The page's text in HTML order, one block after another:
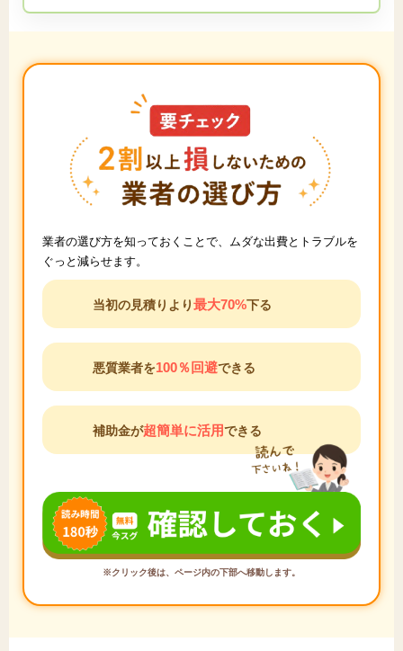
業者の選び方を知っておくことで、ムダな出費とトラブルを
ぐっと減らせます。
当初の見積りより最大70%下る
悪質業者を100％回避できる
補助金が超簡単に活用できる
※クリック後は、ページ内の下部へ移動します。